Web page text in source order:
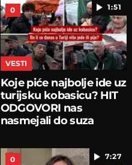
1:51
0
VESTI
Koje piće najbolje ide uz
turijsku kobasicu? HIT
ODGOVORI nas
nasmejali do suza
7:27
0